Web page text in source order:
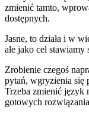
zmienić tamto,
dostępnych.
Jasne, to działa i w
ale jako cel stawiamy
Zrobienie czegoś
pytań, wgryzienia się
Trzeba zmienić język
gotowych